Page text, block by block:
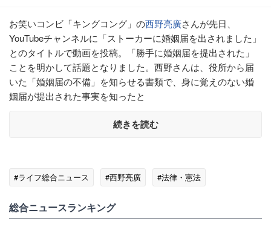
お笑いコンビ「キングコング」の西野亮廣さんが先日、
YouTubeチャンネルに「ストーカーに婚姻届を出されました」
とのタイトルで動画を投稿。「勝手に婚姻届を提出された」
ことを明かして話題となりました。西野さんは、役所から届
いた「婚姻届の不備」を知らせる書類で、身に覚えのない婚
姻届が提出された事実を知ったと
続きを読む
#ライフ総合ニュース #西野亮廣 #法律・憲法
総合ニュースランキング